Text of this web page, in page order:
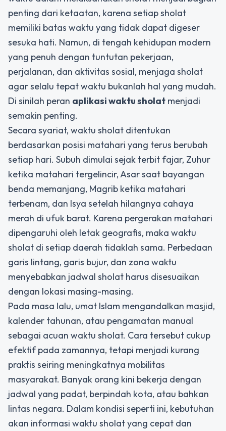
penting dari ketaatan, karena setiap sholat
memiliki batas waktu yang tidak dapat digeser
sesuka hati. Namun, di tengah kehidupan modern
yang penuh dengan tuntutan pekerjaan,
perjalanan, dan aktivitas sosial, menjaga sholat
agar selalu tepat waktu bukanlah hal yang mudah.
Di sinilah peran aplikasi waktu sholat menjadi
semakin penting.
Secara syariat, waktu sholat ditentukan
berdasarkan posisi matahari yang terus berubah
setiap hari. Subuh dimulai sejak terbit fajar, Zuhur
ketika matahari tergelincir, Asar saat bayangan
benda memanjang, Magrib ketika matahari
terbenam, dan Isya setelah hilangnya cahaya
merah di ufuk barat. Karena pergerakan matahari
dipengaruhi oleh letak geografis, maka waktu
sholat di setiap daerah tidaklah sama. Perbedaan
garis lintang, garis bujur, dan zona waktu
menyebabkan jadwal sholat harus disesuaikan
dengan lokasi masing-masing.
Pada masa lalu, umat Islam mengandalkan masjid,
kalender tahunan, atau pengamatan manual
sebagai acuan waktu sholat. Cara tersebut cukup
efektif pada zamannya, tetapi menjadi kurang
praktis seiring meningkatnya mobilitas
masyarakat. Banyak orang kini bekerja dengan
jadwal yang padat, berpindah kota, atau bahkan
lintas negara. Dalam kondisi seperti ini, kebutuhan
akan informasi waktu sholat yang cepat dan